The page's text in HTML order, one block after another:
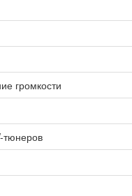
громкости
тюнеров